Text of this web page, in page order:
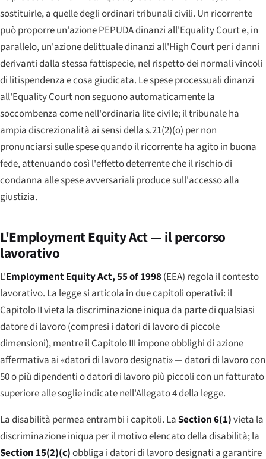
sostituirle, a quelle degli ordinari tribunali civili. Un ricorrente
può proporre un'azione PEPUDA dinanzi all'Equality Courte, in
parallelo, un'azione delittuale dinanzi all'High Courtper i danni
derivanti dalla stessa fattispecie, nel rispetto dei normali vincoli
di litispendenza e cosa giudicata. Le spese processuali dinanzi
all'Equality Courtnon seguono automaticamente la
soccombenza come nell'ordinaria lite civile; il tribunale ha
ampia discrezionalità ai sensi della s.21(2)(o) per non
pronunciarsi sulle spese quando il ricorrente ha agito in buona
fede, attenuando così l'effetto deterrente che il rischio di
condanna alle spese avversariali produce sull'accesso alla
giustizia.
L'Employment Equity Act — il percorso
lavorativo
L'Employment Equity Act, 55 of 1998(EEA) regola il contesto
lavorativo. La legge si articola in due capitoli operativi: il
Capitolo II vieta la discriminazione iniqua da parte di qualsiasi
datore di lavoro (compresi i datori di lavoro di piccole
dimensioni), mentre il Capitolo III impone obblighi di azione
affermativa ai «datori di lavoro designati» — datori di lavoro con
50 o più dipendenti o datori di lavoro più piccoli con un fatturato
superiore alle soglie indicate nell'Allegato 4 della legge.
La disabilità permea entrambi i capitoli. LaSection 6(1)vieta la
discriminazione iniqua per il motivo elencato della disabilità; la
Section 15(2)(c)obbliga i datori di lavoro designati a garantire